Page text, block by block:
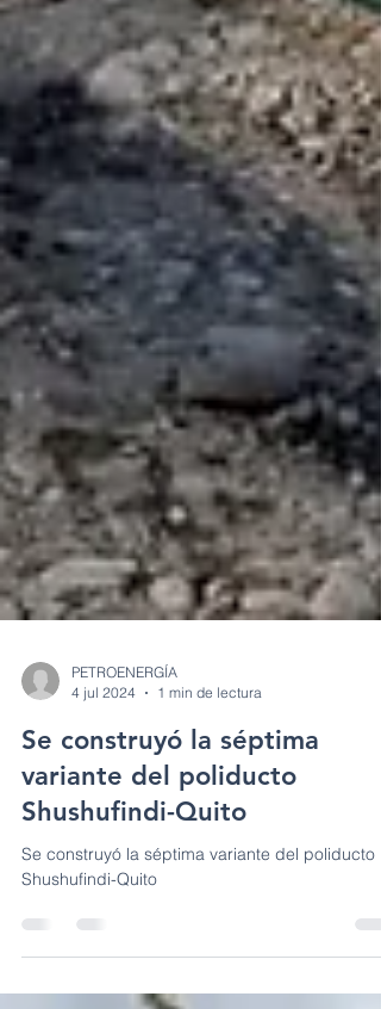
PETROENERGÍA
4 jul 2024
1 min de lectura
Se construyó la séptima
variante del poliducto
Shushufindi-Quito
Se construyó la séptima variante del poliducto
Shushufindi-Quito